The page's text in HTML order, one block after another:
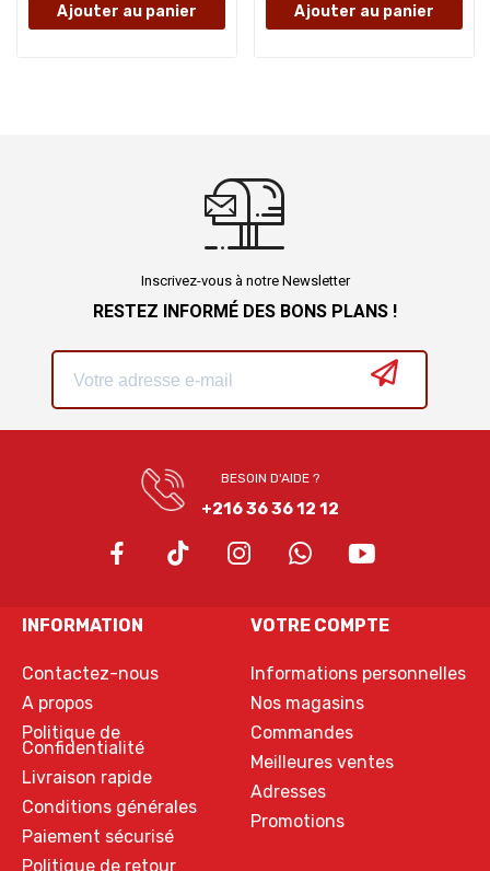
Ajouter au panier Ajouter au panier
Inscrivez-vous à notre Newsletter
RESTEZ INFORMÉ DES BONS PLANS !
BESOIN D'AIDE ?
+216 36 36 12 12
INFORMATION
Contactez-nous
A propos
Politique de
Confidentialité
Livraison rapide
Conditions générales
Paiement sécurisé
Politique de retour
VOTRE COMPTE
Informations personnelles
Nos magasins
Commandes
Meilleures ventes
Adresses
Promotions